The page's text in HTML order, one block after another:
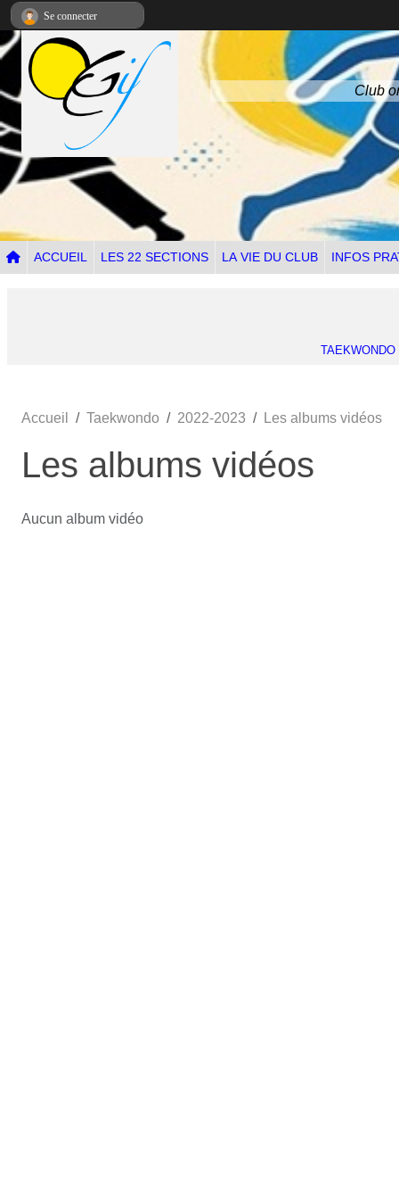
Club
ACCUEIL LES 22 SECTIONS LA VIE DU CLUB INFOS
TAEKWONDO
Accueil Taekwondo 2022-2023 Les albums vidéos
Les albums vidéos
Aucun album vidéo
Se connecter
Panneau de gestion des cookies